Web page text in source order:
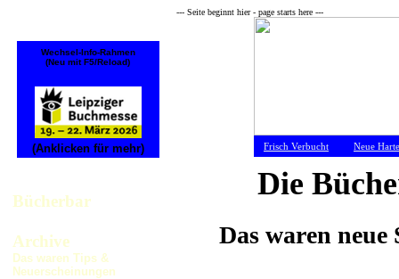
Wechsel-Info-Rahmen
(Neu mit F5/Reload)
(Anklicken für mehr)
Bücherbar
Archive
Das waren Tips &
Neuerscheinungen
--- Seite beginnt hier - page starts here ---
Frisch Verbucht Neue Harte
Die
Das waren